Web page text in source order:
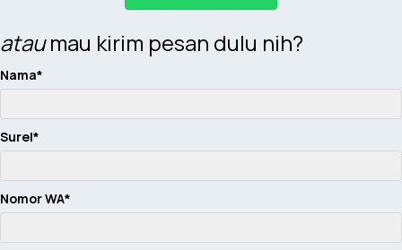
ataumau kirim pesan dulu nih?
Nama
Surel
Nomor WA